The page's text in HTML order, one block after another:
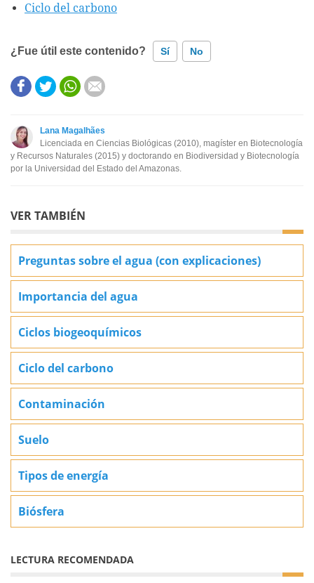
Ciclo del carbono
¿Fue útil este contenido? Sí No
Este contenido contiene información incorrecta
Otro
Lana Magalhães
Licenciada en Ciencias Biológicas (2010), magíster en Biotecnología
y Recursos Naturales (2015) y doctorando en Biodiversidad y Biotecnología
por la Universidad del Estado del Amazonas.
VER TAMBIÉN
Preguntas sobre el agua (con explicaciones)
Importancia del agua
Ciclos biogeoquímicos
Ciclo del carbono
Contaminación
Suelo
Tipos de energía
Biósfera
LECTURA RECOMENDADA